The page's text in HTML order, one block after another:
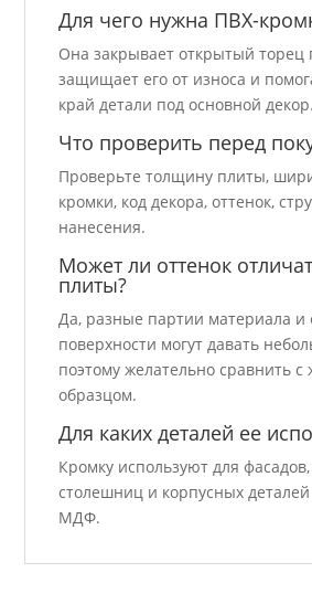
Для чего нужна ПВХ-
Она закрывает открытый торец
защищает его от износа и
край детали под основной декор.
Что проверить перед
Проверьте толщину плиты,
кромки, код декора, оттенок,
нанесения.
Может ли оттенок
плиты?
Да, разные партии материала и
поверхности могут давать
поэтому желательно сравнить
образцом.
Для каких деталей ее
Кромку используют для
столешниц и корпусных
МДФ.